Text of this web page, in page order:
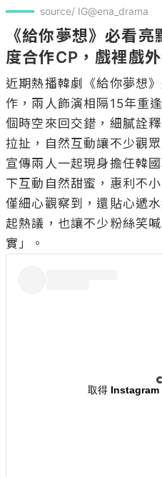
source/ IG@ena_drama
《給你夢想》必看
度合作CP，戲裡戲
近期熱播韓劇《給你夢想
作，兩人飾演相隔15年重
個時空來回交錯，細膩詮
拉扯，自然互動讓不少觀
宣傳兩人一起現身擔任韓
下互動自然甜蜜，惠利不
僅細心觀察到，還貼心遞
起熱議，也讓不少粉絲笑
取得 Instagram